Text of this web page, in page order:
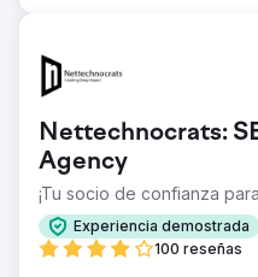
encaminar a los clientes
firmados de compraventa.
generar una demanda
depender de plataformas
El resultado
Legendary Real Estate
clientes potenciales
1000 visitantes orgánicos
Business ocupa el primer
Geneva para "Agente
Nettechnocrats:
Agency
¡Tu socio de confianza
Experiencia demostrada
100 reseñas